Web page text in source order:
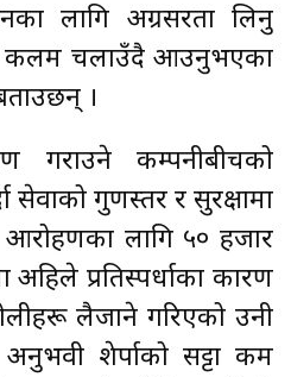
लागि अग्रसरता लिनु
कलम चलाउँदै आउनुभएका
।
गराउने कम्पनीबीचको
सेवाको गुणस्तर र सुरक्षामा
लागि ५० हजार
प्रतिस्पर्धाका कारण
लैजाने गरिएको उनी
शेर्पाको सट्टा कम